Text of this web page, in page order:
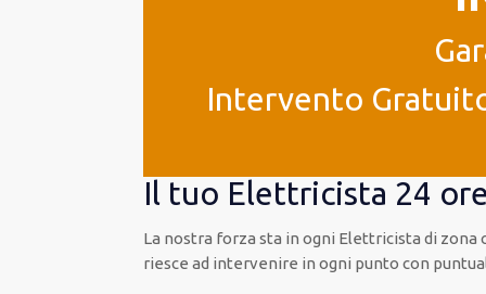
Intervento
Il tuo Elettricista 24
La nostra forza sta in ogni Elettricista di zona
riesce ad intervenire in ogni punto con